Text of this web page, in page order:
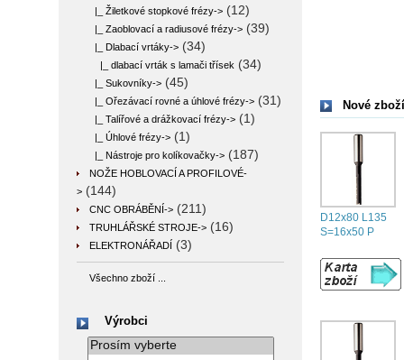
|_ Žiletkové stopkové frézy-> (12)
|_ Zaoblovací a radiusové frézy-> (39)
|_ Dlabací vrtáky-> (34)
|_ dlabací vrták s lamači třísek (34)
|_ Sukovníky-> (45)
|_ Ořezávací rovné a úhlové frézy-> (31)
|_ Talířové a drážkovací frézy-> (1)
|_ Úhlové frézy-> (1)
|_ Nástroje pro kolíkovačky-> (187)
NOŽE HOBLOVACÍ A PROFILOVÉ-
> (144)
CNC OBRÁBĚNÍ-> (211)
TRUHLÁŘSKÉ STROJE-> (16)
ELEKTRONÁŘADÍ (3)
Všechno zboží ...
Výrobci
Nové
D12x80 L135
S=16x50 P